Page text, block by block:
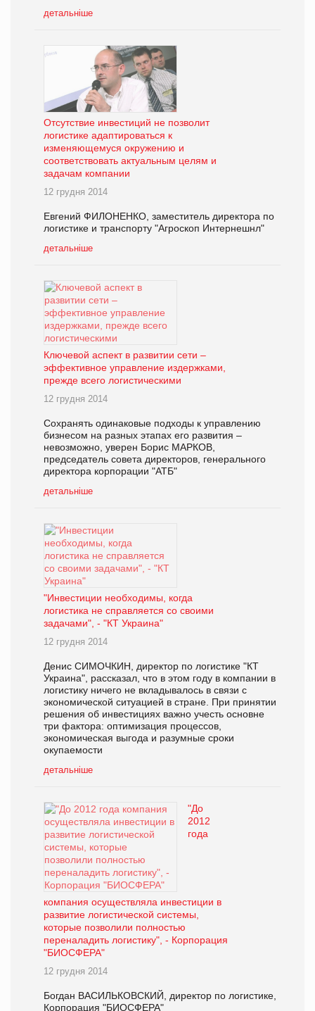
детальніше
Отсутствие инвестиций не позволит
логистике адаптироваться к
изменяющемуся окружению и
соответствовать актуальным целям и
задачам компании
12 грудня 2014
Евгений ФИЛОНЕНКО, заместитель директора по
логистике и транспорту "Агроскоп Интернешнл"
детальніше
Ключевой аспект в развитии сети –
эффективное управление издержками,
прежде всего логистическими
12 грудня 2014
Сохранять одинаковые подходы к управлению
бизнесом на разных этапах его развития –
невозможно, уверен Борис МАРКОВ,
председатель совета директоров, генерального
директора корпорации "АТБ"
детальніше
"Инвестиции необходимы, когда
логистика не справляется со своими
задачами", - "КТ Украина"
12 грудня 2014
Денис СИМОЧКИН, директор по логистике "КТ
Украина", рассказал, что в этом году в компании в
логистику ничего не вкладывалось в связи с
экономической ситуацией в стране. При принятии
решения об инвестициях важно учесть основне
три фактора: оптимизация процессов,
экономическая выгода и разумные сроки
окупаемости
детальніше
"До
2012
года
компания осуществляла инвестиции в
развитие логистической системы,
которые позволили полностью
переналадить логистику", - Корпорация
"БИОСФЕРА"
12 грудня 2014
Богдан ВАСИЛЬКОВСКИЙ, директор по логистике,
Корпорация "БИОСФЕРА"